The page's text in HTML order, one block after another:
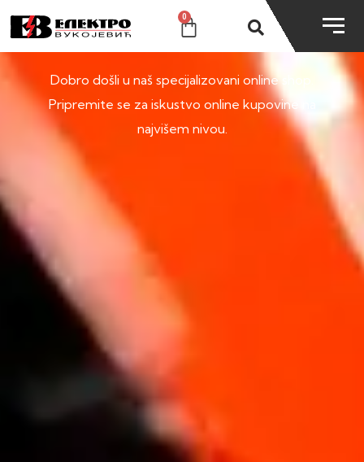
0
SHOP
Dobro došli u naš specijalizovani online shop.
Pripremite se za iskustvo online kupovine na
najvišem nivou.